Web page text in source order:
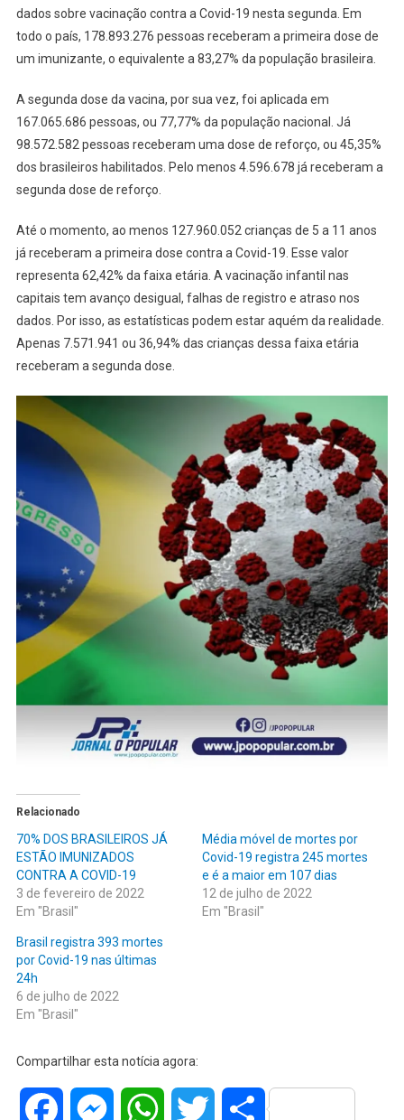
Alta
dados sobre vacinação contra a Covid-19 nesta segunda. Em
todo o país, 178.893.276 pessoas receberam a primeira dose de
um imunizante, o equivalente a 83,27% da população brasileira.
A segunda dose da vacina, por sua vez, foi aplicada em
167.065.686 pessoas, ou 77,77% da população nacional. Já
98.572.582 pessoas receberam uma dose de reforço, ou 45,35%
dos brasileiros habilitados. Pelo menos 4.596.678 já receberam a
segunda dose de reforço.
Até o momento, ao menos 127.960.052 crianças de 5 a 11 anos
já receberam a primeira dose contra a Covid-19. Esse valor
representa 62,42% da faixa etária. A vacinação infantil nas
capitais tem avanço desigual, falhas de registro e atraso nos
dados. Por isso, as estatísticas podem estar aquém da realidade.
Apenas 7.571.941 ou 36,94% das crianças dessa faixa etária
receberam a segunda dose.
Relacionado
70% DOS BRASILEIROS JÁ
ESTÃO IMUNIZADOS
CONTRA A COVID-19
3 de fevereiro de 2022
Em "Brasil"
Média móvel de mortes por
Covid-19 registra 245 mortes
e é a maior em 107 dias
12 de julho de 2022
Em "Brasil"
Brasil registra 393 mortes
por Covid-19 nas últimas
24h
6 de julho de 2022
Em "Brasil"
Compartilhar esta notícia agora:
Facebook MessengerWhatsAppTwitter Share